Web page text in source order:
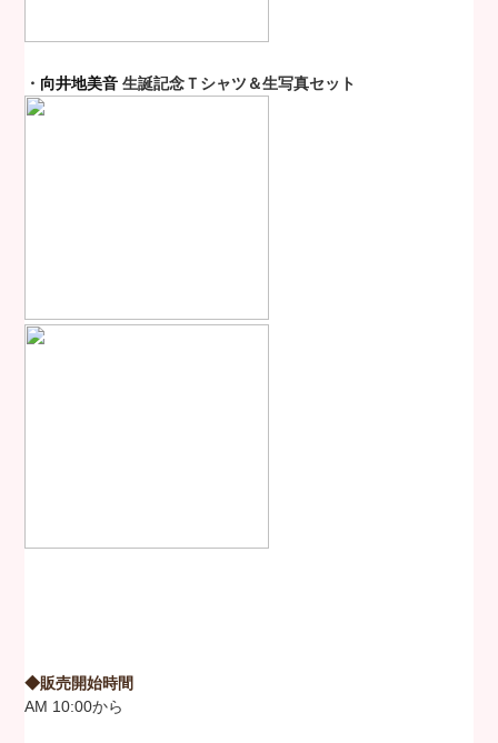
・ 向井地美音 生誕記念Ｔシャツ＆生写真セット
◆販売開始時間
AM 10:00から